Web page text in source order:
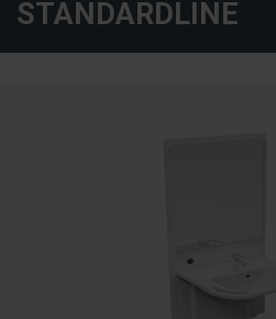
STANDARDLINE